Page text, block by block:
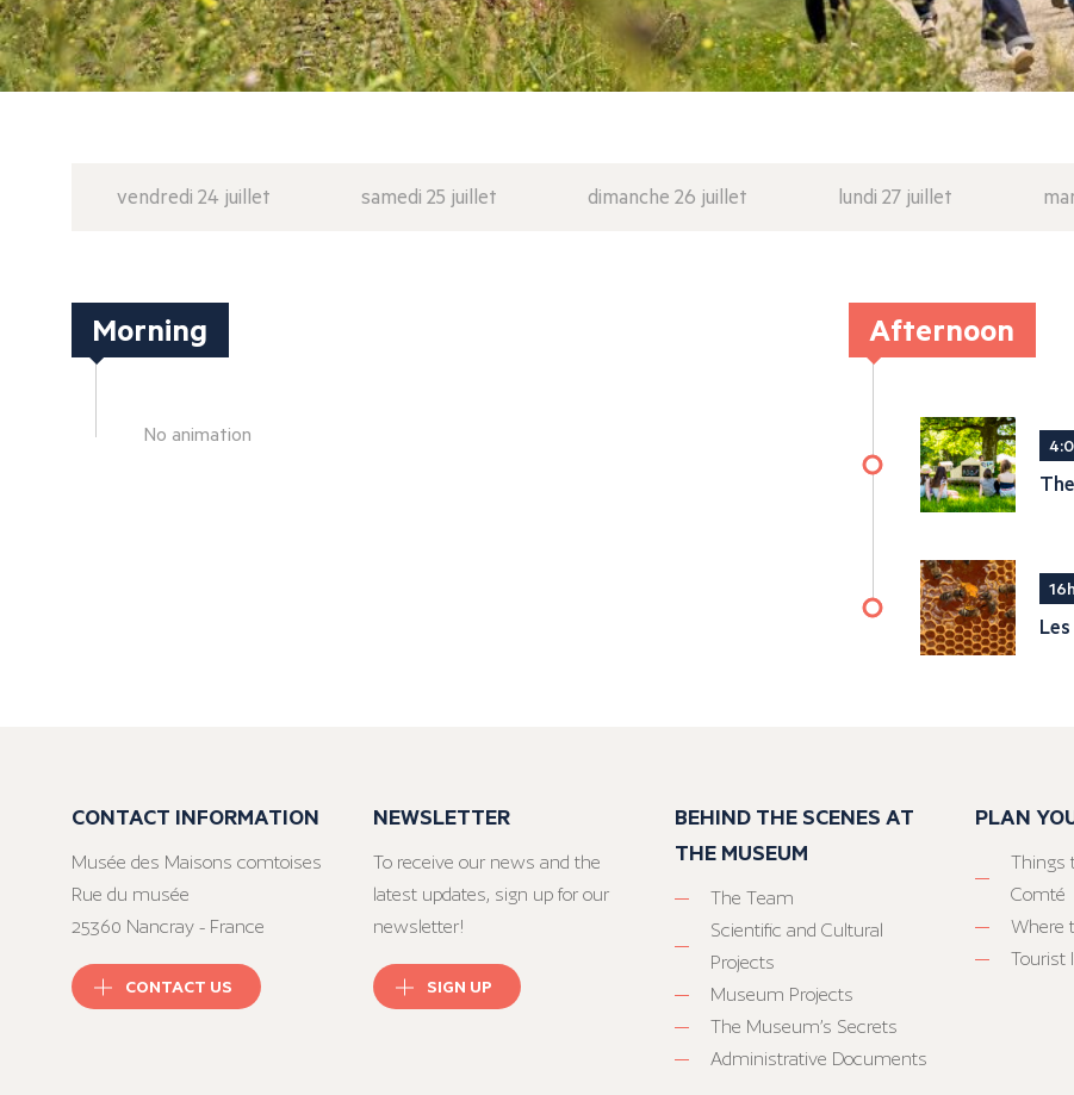
vendredi 24 juillet samedi 25 juillet dimanche 26 juillet lundi 27 juillet
Morning
No animation
Afternoon
CONTACT INFORMATION
Musée des Maisons comtoises
Rue du musée
25360 Nancray - France
CONTACT US
NEWSLETTER
To receive our news and the
latest updates, sign up for our
newsletter!
SIGN UP
BEHIND THE SCENES AT
THE MUSEUM
The Team
Scientific and Cultural
Projects
Museum Projects
The Museum’s Secrets
Administrative Documents
PLAN
Things
Comté
Where
Tourist